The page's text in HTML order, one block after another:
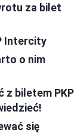
za bilet
Intercity
o nim
z biletem PKP
się